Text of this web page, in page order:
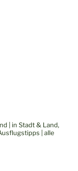
| in Stadt & Land,
| alle